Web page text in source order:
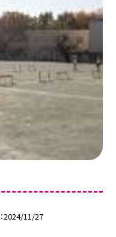
2024/11/27